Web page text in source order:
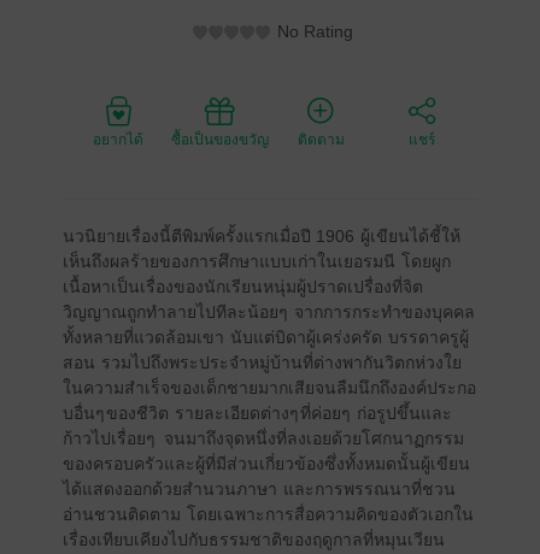
No Rating
อยากได้ ซื้อเป็นของขวัญ ติดตาม แชร์
นวนิยายเรื่องนี้ตีพิมพ์ครั้งแรกเมื่อปี 1906 ผู้เขียนได้ชี้ให้
เห็นถึงผลร้ายของการศึกษาแบบเก่าในเยอรมนี โดยผูก
เนื้อหาเป็นเรื่องของนักเรียนหนุ่มผู้ปราดเปรื่องที่จิต
วิญญาณถูกทำลายไปทีละน้อยๆ จากการกระทำของบุคคล
ทั้งหลายที่แวดล้อมเขา นับแต่บิดาผู้เคร่งครัด บรรดาครูผู้
สอน รวมไปถึงพระประจำหมู่บ้านที่ต่างพากันวิตกห่วงใย
ในความสำเร็จของเด็กชายมากเสียจนลืมนึกถึงองค์ประกอ
บอื่นๆ ของชีวิต รายละเอียดต่างๆ ที่ค่อยๆ ก่อรูปขึ้นและ
ก้าวไปเรื่อยๆ จนมาถึงจุดหนึ่งที่ลงเอยด้วยโศกนาฏกรรม
ของครอบครัวและผู้ที่มีส่วนเกี่ยวข้องซึ่งทั้งหมดนั้นผู้เขียน
ได้แสดงออกด้วยสำนวนภาษา และการพรรณนาที่ชวน
อ่านชวนติดตาม โดยเฉพาะการสื่อความคิดของตัวเอกใน
เรื่องเทียบเคียงไปกับธรรมชาติของฤดูกาลที่หมุนเวียน